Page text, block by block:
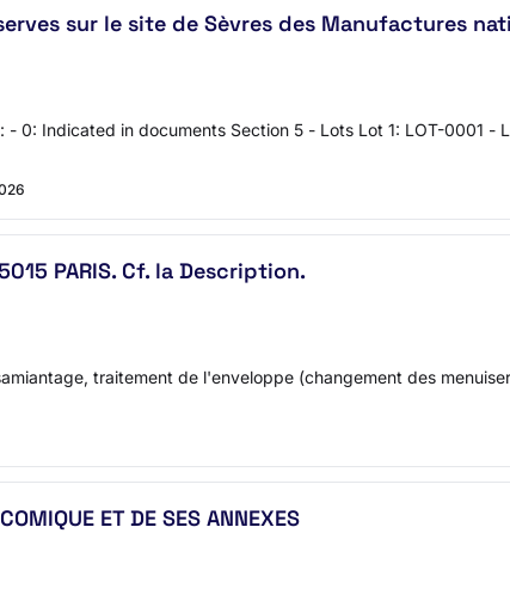
sur le site de Sèvres des Manufactures
0: Indicated in documents Section 5 - Lots Lot 1: LOT-0001 -
PARIS. Cf. la Description.
traitement de l'enveloppe (changement des
ET DE SES ANNEXES